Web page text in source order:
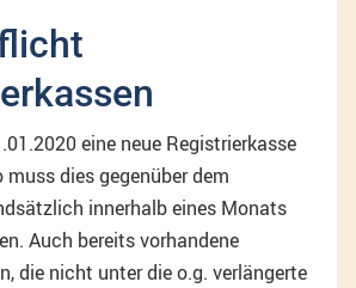
eine neue Registrierkasse
dies gegenüber dem
innerhalb eines Monats
Auch bereits vorhandene
die nicht unter die o.g. verlängerte